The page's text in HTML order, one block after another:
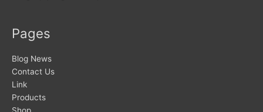
Pages
Blog News
Contact Us
Link
Products
Shop